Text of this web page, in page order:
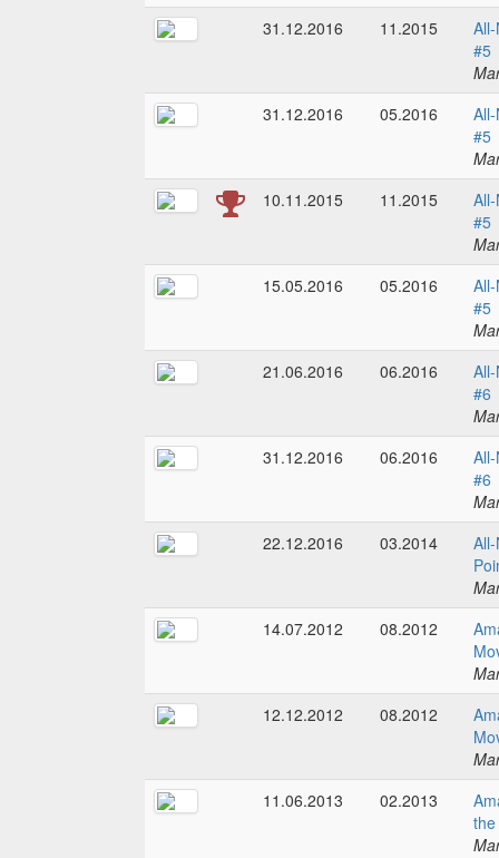
31.12.2016
11.2015
#5
31.12.2016
05.2016
#5
10.11.2015
11.2015
#5
15.05.2016
05.2016
#5
21.06.2016
06.2016
#6
31.12.2016
06.2016
#6
22.12.2016
03.2014
14.07.2012
08.2012
12.12.2012
08.2012
11.06.2013
02.2013